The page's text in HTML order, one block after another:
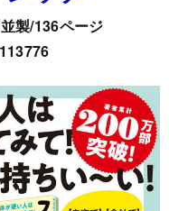
製/136ページ